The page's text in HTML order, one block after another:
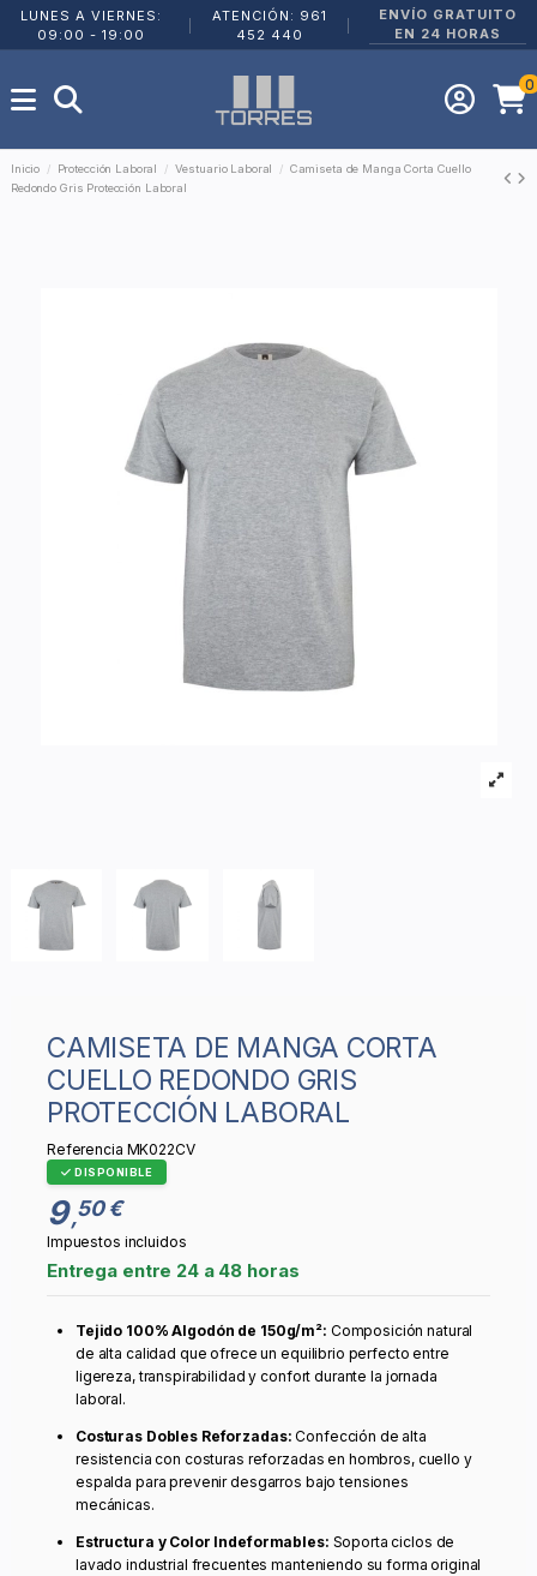
LUNES A VIERNES:
09:00 - 19:00
ATENCIÓN: 961
452 440
ENVÍO GRATUITO
EN 24 HORAS
0
Inicio Protección Laboral Vestuario Laboral
Camiseta de Manga Corta Cuello
Redondo Gris Protección Laboral
CAMISETA DE MANGA CORTA
CUELLO REDONDO GRIS
PROTECCIÓN LABORAL
Referencia MK022CV
DISPONIBLE
9,50 €
Impuestos incluidos
Entrega entre 24 a 48 horas
Tejido 100% Algodón de 150g/m²: Composición natural
de alta calidad que ofrece un equilibrio perfecto entre
ligereza, transpirabilidad y confort durante la jornada
laboral.
Costuras Dobles Reforzadas: Confección de alta
resistencia con costuras reforzadas en hombros, cuello y
espalda para prevenir desgarros bajo tensiones
mecánicas.
Estructura y Color Indeformables: Soporta ciclos de
lavado industrial frecuentes manteniendo su forma original